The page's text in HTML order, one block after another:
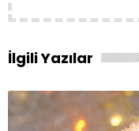
İlgili Yazılar